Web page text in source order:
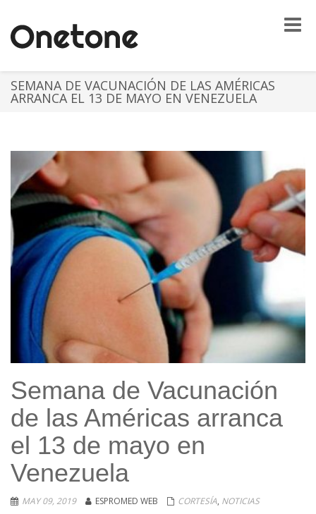
Toggle
SEMANA DE VACUNACIÓN DE LAS AMÉRICAS
ARRANCA EL 13 DE MAYO EN VENEZUELA
Semana de Vacunación
de las Américas arranca
el 13 de mayo en
Venezuela
MAY 09, 2019 ESPROMED WEB CORTESÍA, NOTICIAS